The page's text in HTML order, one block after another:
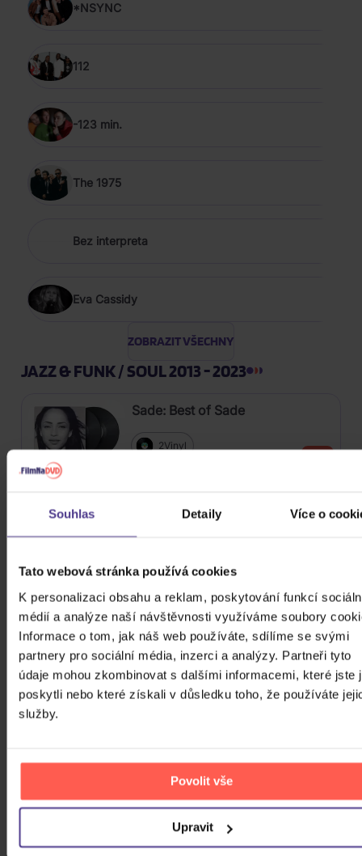
Souhlas Detaily Více o
Tato webová stránka používá cookies
K personalizaci obsahu a reklam, poskytování funkcí
médií a analýze naší návštěvnosti využíváme soubory
Informace o tom, jak náš web používáte, sdílíme se svými
partnery pro sociální média, inzerci a analýzy. Partneři tyto
údaje mohou zkombinovat s dalšími informacemi, které jste
poskytli nebo které získali v důsledku toho, že používáte
služby.
Povolit vše
Upravit
*NSYNC
112
-123 min.
The 1975
Bez interpreta
Eva Cassidy
ZOBRAZIT VŠECHNY
JAZZ & FUNK / SOUL 2013 - 2023
Sade: Best of Sade
2Vinyl
Jackson Michael: Thriller
Vinyl
Skladem 599 Kč
Jackson Michael: Dangerous
CD
Various: Ultimate... 90s
4CD